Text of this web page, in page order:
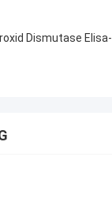
Dismutase Elisa-